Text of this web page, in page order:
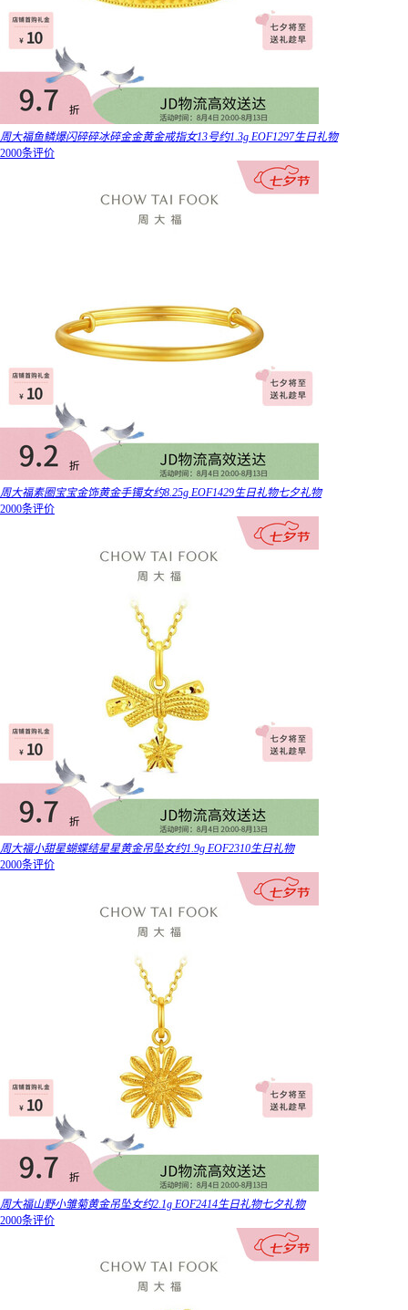
周大福鱼鳞爆闪碎碎冰碎金金黄金戒指女13号约1.3g EOF1297生日礼物
2000条评价
周大福素圈宝宝金饰黄金手镯女约8.25g EOF1429生日礼物七夕礼物
2000条评价
周大福小甜星蝴蝶结星星黄金吊坠女约1.9g EOF2310生日礼物
2000条评价
周大福山野小雏菊黄金吊坠女约2.1g EOF2414生日礼物七夕礼物
2000条评价